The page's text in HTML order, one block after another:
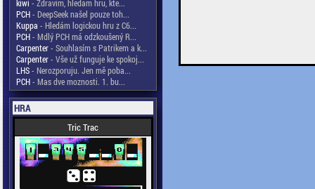
kiwi - Zdravim, hledam hru, kte...
PCH- DeepSeek našel pouze toh...
Kuppa - Hledám logickou hru z C6...
PCH- Mdlý PCH má odzkoušený R...
Carpenter- Souhlasím s Patrikem a k...
Carpenter- Vše už funguje ke spokoj...
LHS- Nerozporuju. Jen mě poba...
PCH- Mas dve moznosti. 1. bu...
HRA
Tric Trac